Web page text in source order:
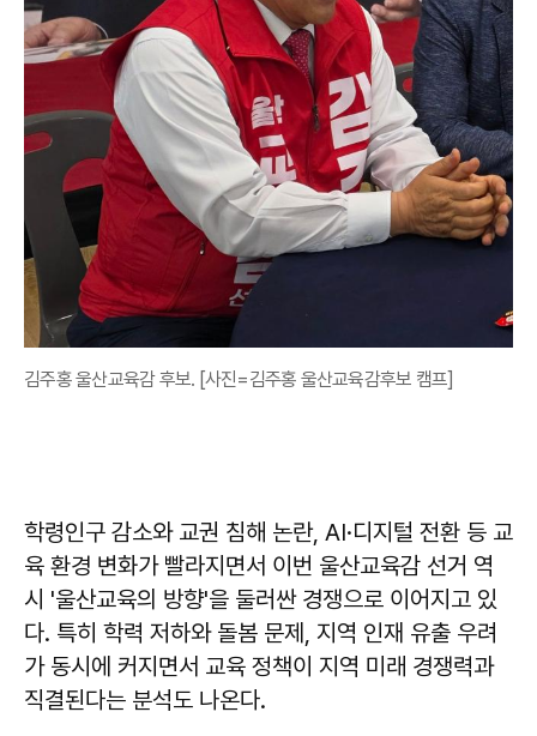
김주홍 울산교육감 후보. [사진=김주홍 울산교육감후보 캠프]
학령인구 감소와 교권 침해 논란, AI·디지털 전환 등 교
육 환경 변화가 빨라지면서 이번 울산교육감 선거 역
시 '울산교육의 방향'을 둘러싼 경쟁으로 이어지고 있
다. 특히 학력 저하와 돌봄 문제, 지역 인재 유출 우려
가 동시에 커지면서 교육 정책이 지역 미래 경쟁력과
직결된다는 분석도 나온다.